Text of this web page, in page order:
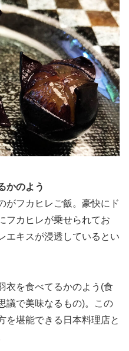
かのよう
がフカヒレご飯。豪快にド
フカヒレが乗せられてお
エキスが浸透しているとい
衣を食べてるかのよう(食
議で美味なるもの)。この
を堪能できる日本料理店と